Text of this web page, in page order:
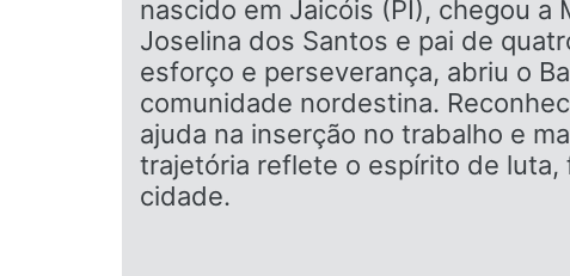
nascido em Jaicóis (PI), chegou
Joselina dos Santos e pai de
esforço e perseverança, abriu o
comunidade nordestina.
ajuda na inserção no trabalho e
trajetória reflete o espírito de luta,
cidade.